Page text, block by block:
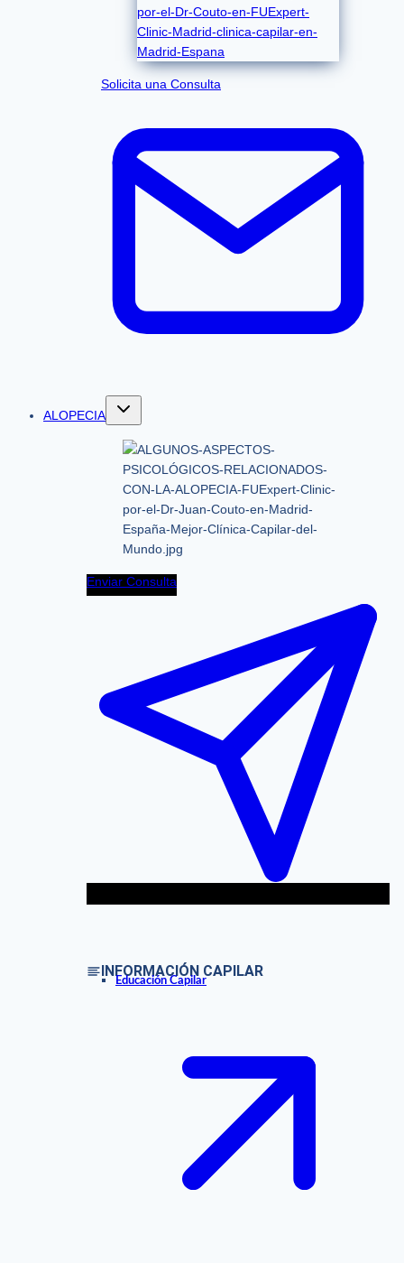
Solicita una Consulta
ALOPECIA
Enviar Consulta
INFORMACIÓN CAPILAR
Educación Capilar